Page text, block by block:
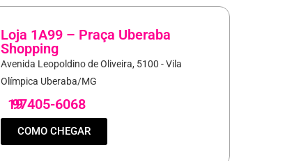
Loja 1A99 – Praça Uberaba
Shopping
Avenida Leopoldino de Oliveira, 5100 - Vila
Olímpica Uberaba/MG
19
97405-6068
COMO CHEGAR